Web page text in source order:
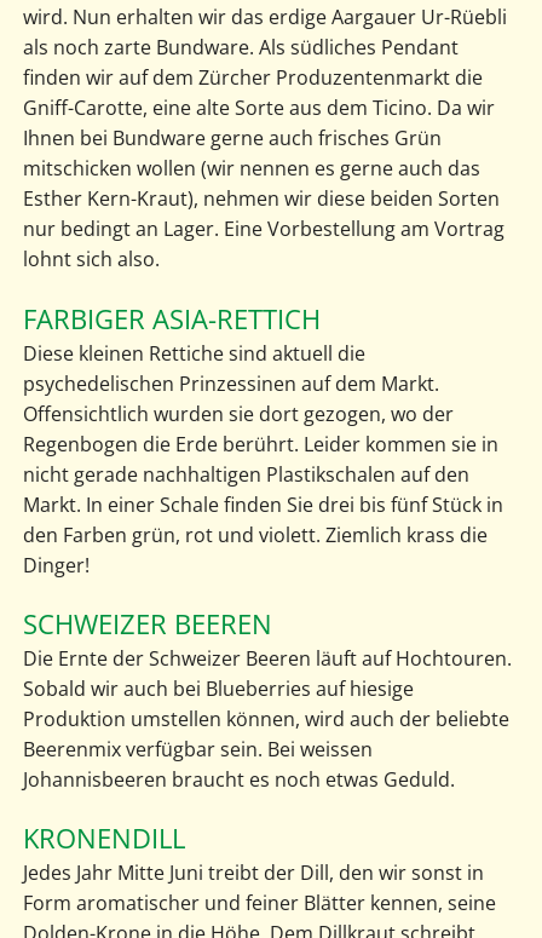
wird. Nun erhalten wir das erdige Aargauer Ur-Rüebli
als noch zarte Bundware. Als südliches Pendant
finden wir auf dem Zürcher Produzentenmarkt die
Gniff-Carotte, eine alte Sorte aus dem Ticino. Da wir
Ihnen bei Bundware gerne auch frisches Grün
mitschicken wollen (wir nennen es gerne auch das
Esther Kern-Kraut), nehmen wir diese beiden Sorten
nur bedingt an Lager. Eine Vorbestellung am Vortrag
lohnt sich also.
FARBIGER ASIA-RETTICH
Diese kleinen Rettiche sind aktuell die
psychedelischen Prinzessinen auf dem Markt.
Offensichtlich wurden sie dort gezogen, wo der
Regenbogen die Erde berührt. Leider kommen sie in
nicht gerade nachhaltigen Plastikschalen auf den
Markt. In einer Schale finden Sie drei bis fünf Stück in
den Farben grün, rot und violett. Ziemlich krass die
Dinger!
SCHWEIZER BEEREN
Die Ernte der Schweizer Beeren läuft auf Hochtouren.
Sobald wir auch bei Blueberries auf hiesige
Produktion umstellen können, wird auch der beliebte
Beerenmix verfügbar sein. Bei weissen
Johannisbeeren braucht es noch etwas Geduld.
KRONENDILL
Jedes Jahr Mitte Juni treibt der Dill, den wir sonst in
Form aromatischer und feiner Blätter kennen, seine